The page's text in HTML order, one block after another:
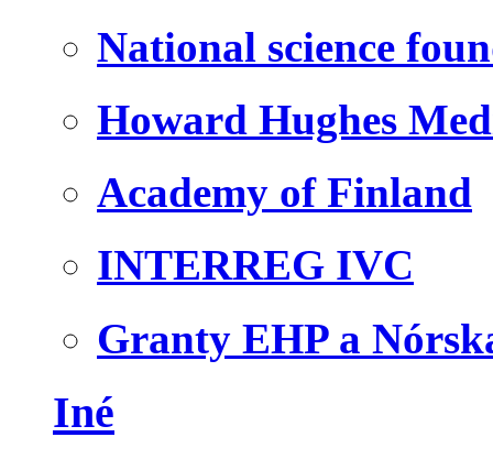
National science
Howard Hughes
Academy of Finland
INTERREG IVC
Granty EHP a
Iné